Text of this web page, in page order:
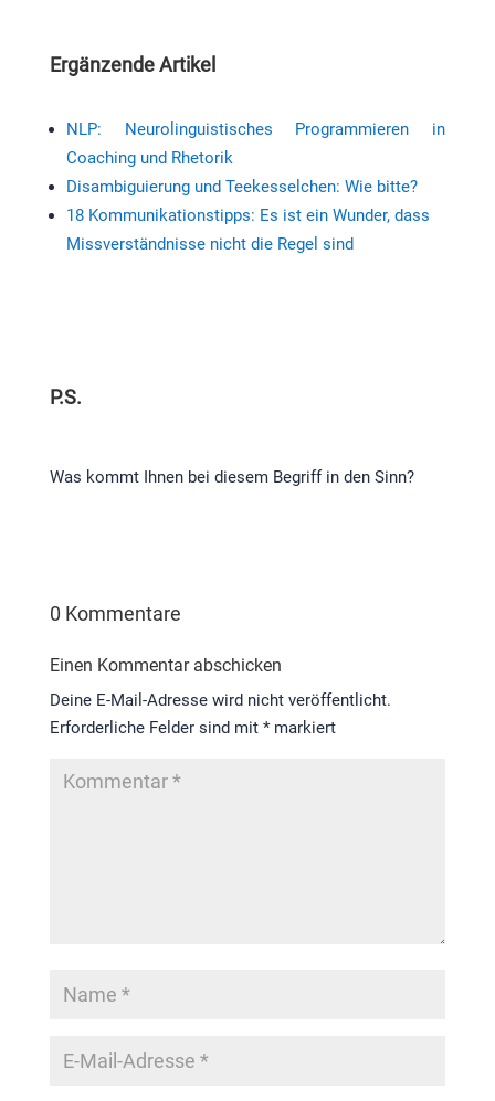
Ergänzende Artikel
NLP: Neurolinguistisches Programmieren in
Coaching und Rhetorik
Disambiguierung und Teekesselchen: Wie bitte?
18 Kommunikationstipps: Es ist ein Wunder, dass
Missverständnisse nicht die Regel sind
P.S.
Was kommt Ihnen bei diesem Begriff in den Sinn?
0 Kommentare
Einen Kommentar abschicken
Deine E-Mail-Adresse wird nicht veröffentlicht.
Erforderliche Felder sind mit *markiert